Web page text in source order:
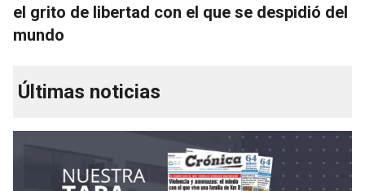
el grito de libertad con el que se despidió del
mundo
Últimas noticias